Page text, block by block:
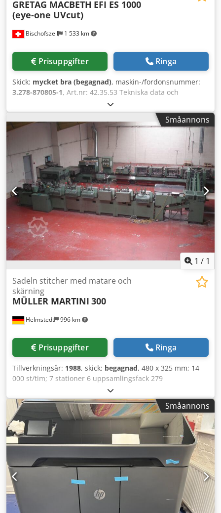
tillverkningsenhet, där formgivna produkter slutbehandlas
genom torkning och varmluftsformning. -
för transport. - Kompletterande system för luft-, vakuum-,
Bischofszell 1 533 km
GRETAG MACBETH EFI ES 1000
(eye-one UVcut)
Prisuppgifter Ringa
Skick: mycket bra (begagnad), maskin-/fordonsnummer:
3.278-870805-1, Art.nr: 42.35.53 Tekniska data och
beskrivning: se bilder Crjdsh Eii Tspfx Aidsf
Småannons
1 / 1
Helmstedt 996 km
Sadeln stitcher med matare och
skärning
MÜLLER MARTINI 300
Prisuppgifter Ringa
Tillverkningsår: 1988, skick: begagnad, 480 x 325 mm; 14
000 st/tim; 7 stationer 6 uppsamlingsfack 279
Kortlimmaskin 1 falsningsuppsamlingsfack 1529
Häftstation 300 Trimningsmaskin Crjdpfjbnczbox Aidsf
Småannons